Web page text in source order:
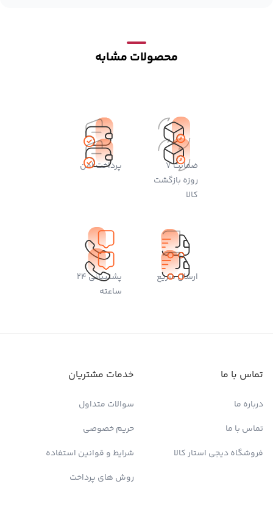
محصولات مشابه
ضمانت 7
روزه بازگشت
کالا
پرداخت امن
ارسال سریع
پشتیبانی 24
ساعته
تماس با ما
درباره ما
تماس با ما
فروشگاه دیجی استار کالا
خدمات مشتریان
سوالات متداول
حریم خصوصی
شرایط و قوانین استفاده
روش های پرداخت